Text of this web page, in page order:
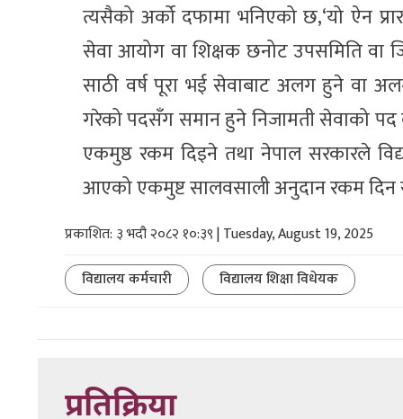
त्यसैको अर्को दफामा भनिएको छ,‘यो ऐन
सेवा आयोग वा शिक्षक छनोट उपसमिति वा
साठी वर्ष पूरा भई सेवाबाट अलग हुने वा
गरेको पदसँग समान हुने निजामती सेवाको पद
एकमुष्ठ रकम दिइने तथा नेपाल सरकारले
आएको एकमुष्ट सालवसाली अनुदान रकम दिन
प्रकाशित: ३ भदौ २०८२ १०:३९ | Tuesday, August 19, 2025
विद्यालय कर्मचारी
विद्यालय शिक्षा विधेयक
प्रतिक्रिया